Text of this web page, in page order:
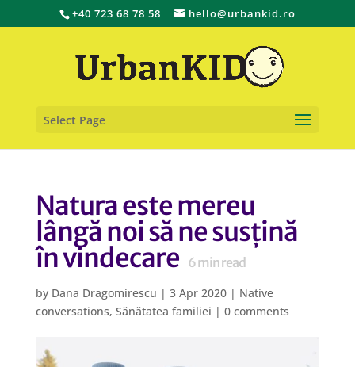
+40 723 68 78 58 hello@urbankid.ro
Select Page
Natura este mereu
lângă noi să ne susțină
în vindecare 6min read
by Dana Dragomirescu | 3 Apr 2020| Native
conversations, Sănătatea familiei | 0 comments